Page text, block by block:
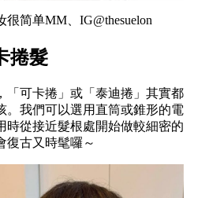
简单MM、IG@thesuelon
捲髮
「可卡捲」或「泰迪捲」其實都
。我們可以選用直筒或錐形的電
時從接近髮根處開始做較細密的
復古又時髦囉～